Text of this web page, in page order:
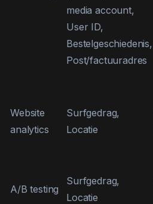
media account,
User ID,
Bestelgeschiedenis,
Post/factuuradres
Website
analytics
Surfgedrag,
Locatie
A/B testing
Surfgedrag,
Locatie